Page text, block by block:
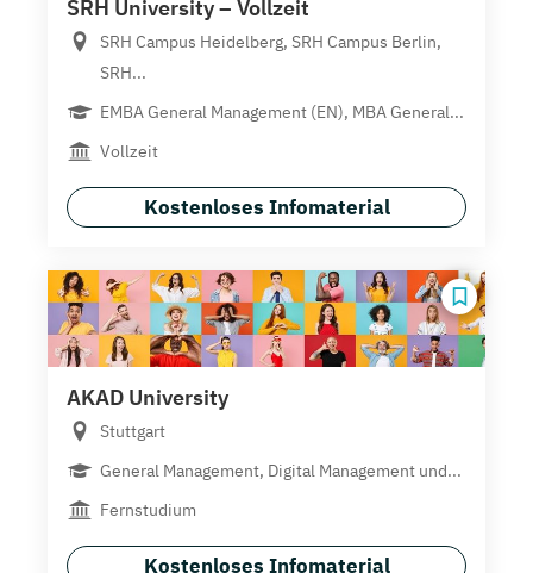
SRH University – Vollzeit
SRH Campus Heidelberg, SRH Campus Berlin,
SRH...
EMBA General Management (EN), MBA General...
Vollzeit
Kostenloses Infomaterial
AKAD University
Stuttgart
General Management, Digital Management und...
Fernstudium
Kostenloses Infomaterial